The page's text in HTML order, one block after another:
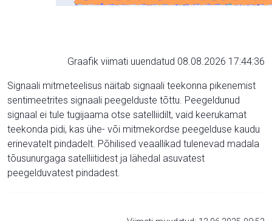
Graafik viimati uuendatud 08.08.2026 17:44:36
Signaali mitmeteelisus näitab signaali teekonna pikenemist
sentimeetrites signaali peegelduste tõttu. Peegeldunud
signaal ei tule tugijaama otse satelliidilt, vaid keerukamat
teekonda pidi, kas ühe- või mitmekordse peegelduse kaudu
erinevatelt pindadelt. Põhilised veaallikad tulenevad madala
tõusunurgaga satelliitidest ja lähedal asuvatest
peegelduvatest pindadest.